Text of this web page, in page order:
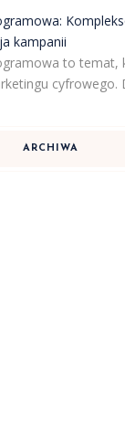
kampanii
to temat,
cyfrowego.
ARCHIWA